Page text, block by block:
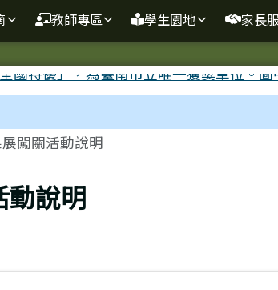
教師專區 學生園地 家長
闖關活動說明
動說明